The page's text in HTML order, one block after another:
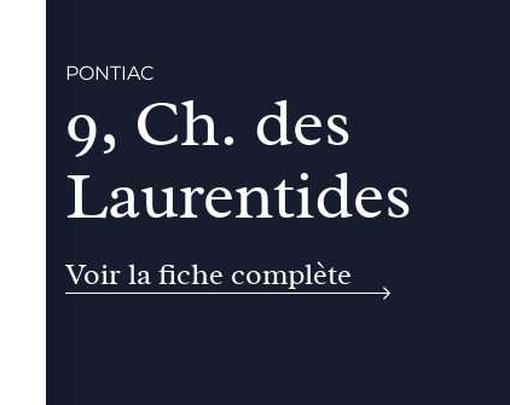
PONTIAC
9, Ch. des
Laurentides
Voir la fiche complète